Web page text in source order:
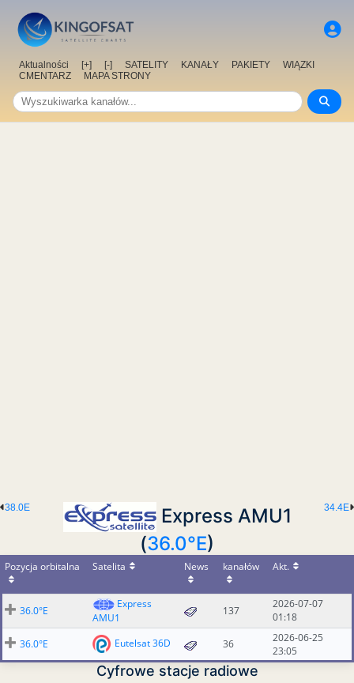
Aktualności [+] [-] SATELITY KANAŁY PAKIETY
WIĄZKI
CMENTARZ
MAPA STRONY
34.4E
38.0E
Express AMU1
(36.0°E)
Pozycja orbitalna Satelita News kanałów Akt.
36.0°E
Express
AMU1
137
2026-07-07
01:18
36.0°E
Eutelsat 36D 36
2026-06-25
23:05
Cyfrowe stacje radiowe